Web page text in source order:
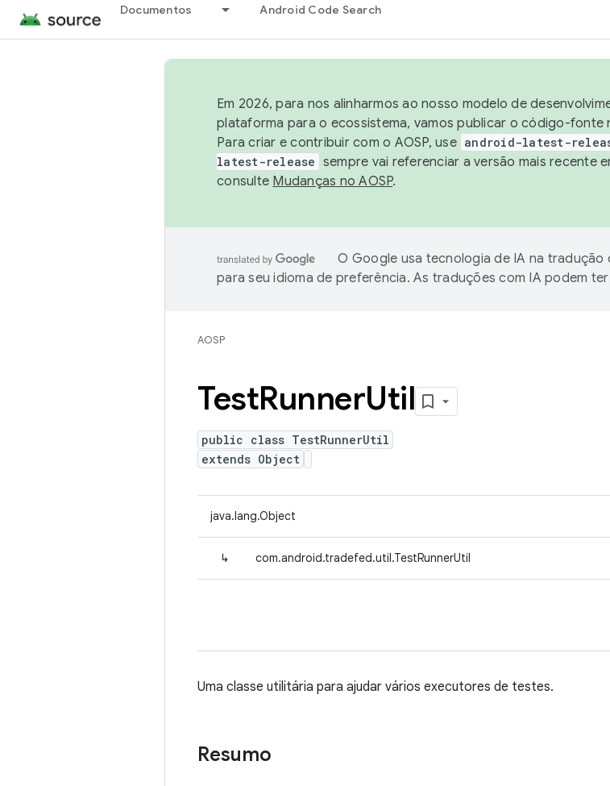
Documentos Android Code Search
Em 2026, para nos alinharmos ao nosso modelo de
plataforma para o ecossistema, vamos publicar o código-fonte
Para criar e contribuir com o AOSP, use android-latest-
latest-release sempre vai referenciar a versão mais recente
consulte Mudanças no AOSP.
O Google usa tecnologia de IA na tradução
para seu idioma de preferência. As traduções com IA podem
AOSP
TestRunnerUtil
public class TestRunnerUtil
extends Object
java.lang.Object
↳ com.android.tradefed.util.TestRunnerUtil
Uma classe utilitária para ajudar vários executores de testes.
Resumo